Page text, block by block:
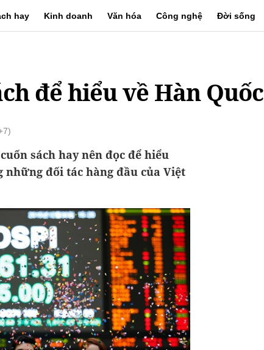
hay Kinh doanh Văn hóa Công nghệ Đời sống
để hiểu về Hàn Quốc
sách hay nên đọc để hiểu
những đối tác hàng đầu của Việt